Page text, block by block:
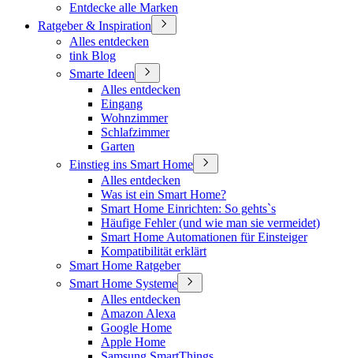
Entdecke alle Marken
Ratgeber & Inspiration
Alles entdecken
tink Blog
Smarte Ideen
Alles entdecken
Eingang
Wohnzimmer
Schlafzimmer
Garten
Einstieg ins Smart Home
Alles entdecken
Was ist ein Smart Home?
Smart Home Einrichten: So gehts`s
Häufige Fehler (und wie man sie vermeidet)
Smart Home Automationen für Einsteiger
Kompatibilität erklärt
Smart Home Ratgeber
Smart Home Systeme
Alles entdecken
Amazon Alexa
Google Home
Apple Home